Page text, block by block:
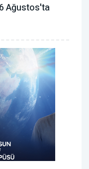
Ağustos'ta